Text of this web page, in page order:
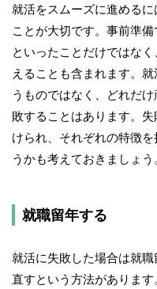
就活をスムーズに進める
ことが大切です。事前準
といったことだけではな
えることも含まれます。
うものではなく、どれだ
敗することはあります。
けられ、それぞれの特徴
うかも考えておきましょう
就職留年する
就活に失敗した場合は就
直すという方法がありま